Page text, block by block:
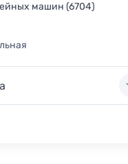
машин (6704)